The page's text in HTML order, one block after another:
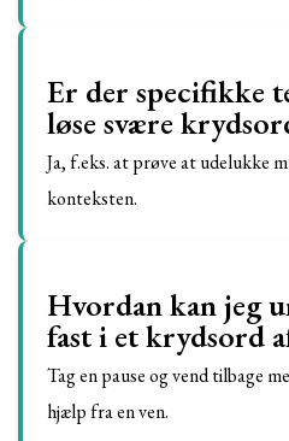
Er der specifikke
løse svære
Ja, f.eks. at prøve at udelukke
konteksten.
Hvordan kan jeg
fast i et krydsord
Tag en pause og vend tilbage
hjælp fra en ven.